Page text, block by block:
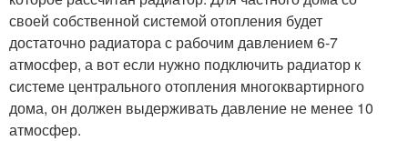
своей собственной системой отопления будет
достаточно радиатора с рабочим давлением 6-7
атмосфер, а вот если нужно подключить радиатор к
системе центрального отопления многоквартирного
дома, он должен выдерживать давление не менее 10
атмосфер.